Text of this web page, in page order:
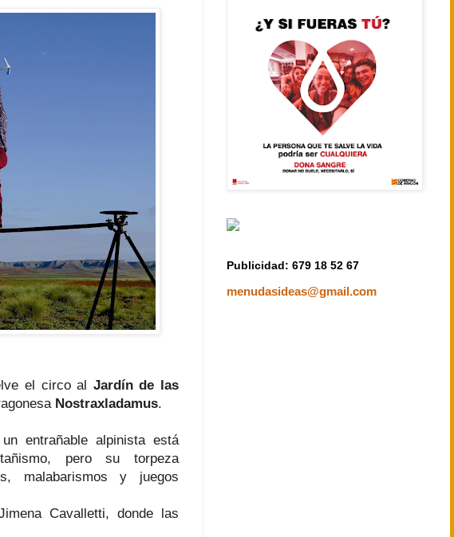
el circo al Jardín de las
Nostraxladamus.
entrañable alpinista está
pero su torpeza
malabarismos y juegos
Cavalletti, donde las
Publicidad: 679 18 52 67
menudasideas@gmail.com